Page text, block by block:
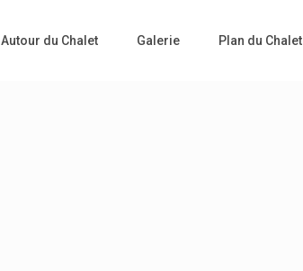
Autour du Chalet Galerie Plan du Chalet